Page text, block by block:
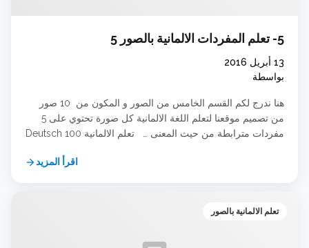
5- تعلم المفردات الالمانية بالصور 5
13 أبريل 2016
بواسطة
هنا ندرج لكم القسم الخامس من الصور و المكون من 10 صور
من تصميم موقعنا لتعلم اللغة الالمانية كل صورة تحتوي على 5
مفردات مترابطة من حيث المعنى … تعلم الالمانية 100 Deutsch
اقرأ المزيدarrow_forward
تعلم الالمانية بالصور